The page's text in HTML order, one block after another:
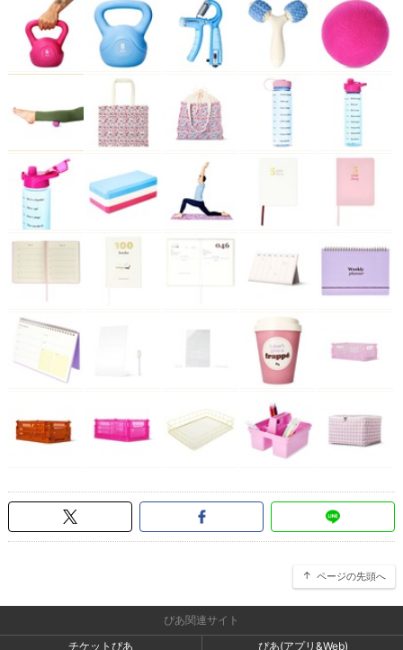
ページの先頭へ
ぴあ関連サイト
チケットぴあ
ぴあ(アプリ&Web)